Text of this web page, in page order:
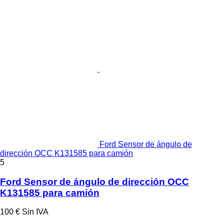
Ford Sensor de ángulo de
dirección OCC K131585 para camión
5
Ford Sensor de ángulo de dirección OCC
K131585 para camión
100 € Sin IVA